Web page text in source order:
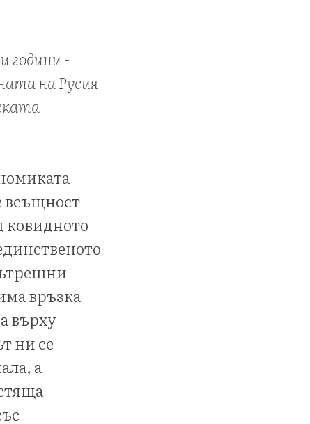
години -
на Русия
всъщност
ковидното
връзка
върху
ни се
а